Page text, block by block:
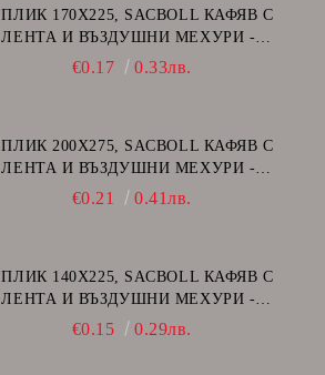
ПЛИК 170Х225, SACBOLL КАФЯВ С
ЛЕНТА И ВЪЗДУШНИ МЕХУРИ -
€0.17 0.33лв.
ПЛИК 200Х275, SACBOLL КАФЯВ С
ЛЕНТА И ВЪЗДУШНИ МЕХУРИ -
€0.21 0.41лв.
ПЛИК 140Х225, SACBOLL КАФЯВ С
ЛЕНТА И ВЪЗДУШНИ МЕХУРИ -
€0.15 0.29лв.